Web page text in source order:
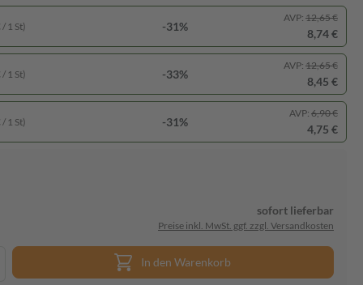
1 St) -31%
AVP: 12,65 €
8,74 €
1 St) -33%
AVP: 12,65 €
8,45 €
1 St) -31%
AVP: 6,90 €
4,75 €
sofort lieferbar
Preise inkl. MwSt. ggf. zzgl. Versandkosten
In den Warenkorb